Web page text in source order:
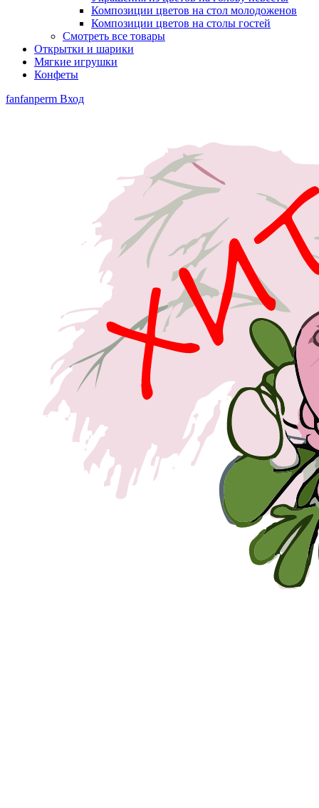
Композиции цветов на стол молодоженов
Композиции цветов на столы гостей
Смотреть все товары
Открытки и шарики
Мягкие игрушки
Конфеты
fanfanperm Вход